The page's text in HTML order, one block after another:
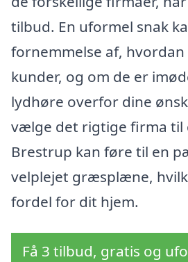
tilbud. En uformel snak
fornemmelse af,
kunder, og om de er
lydhøre overfor dine
vælge det rigtige firma til
Brestrup kan føre til en
velplejet græsplæne,
fordel for dit hjem.
Få 3 tilbud, gratis og